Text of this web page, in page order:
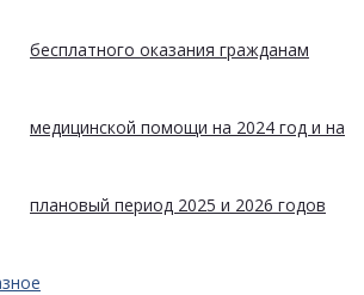
бесплатного оказания гражданам
медицинской помощи на 2024 год и на
плановый период 2025 и 2026 годов